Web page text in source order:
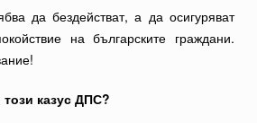
да бездействат, а да осигуряват
на българските граждани.
казус ДПС?